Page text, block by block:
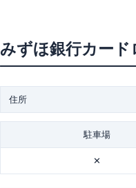
みずほ銀行カード
住所
駐車場
✕